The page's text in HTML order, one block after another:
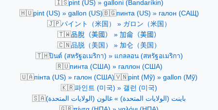
🇮🇸pint (US) » galloni (Bandaríkin)
🇭🇺pint (US) » gallon (US)🇧🇬пинта (US) » галон (САЩ)
🇯🇵パイント（米国） » ガロン（米国）
🇹🇼品脫（美國） » 加侖（美國）
🇨🇳品脱（美国） » 加仑（美国）
🇹🇭ปินต์ (สหรัฐอเมริกา) » แกลลอน (สหรัฐอเมริกา)
🇷🇺пинта (США) » галлон (США)
🇺🇦пінта (US) » галон (США)🇻🇳pint (Mỹ) » gallon (Mỹ)
🇰🇷파인트 (미국) » 갤런 (미국)
🇸🇦باينت (الولايات المتحدة) » غالون (الولايات المتحدة)